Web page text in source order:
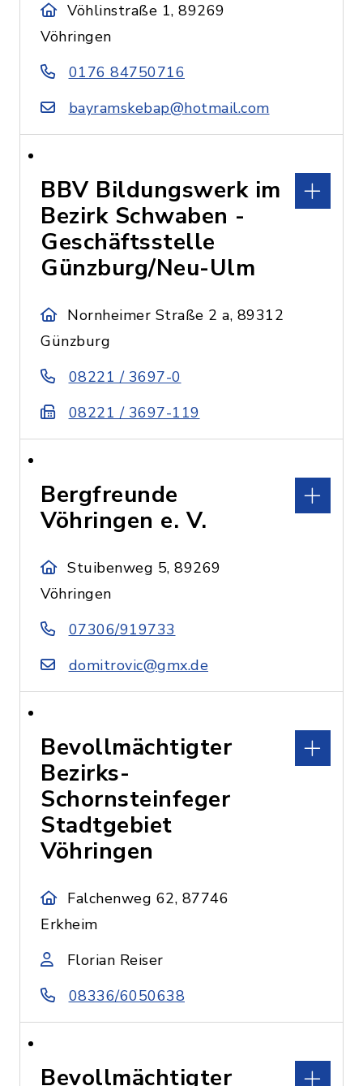
Vöhlinstraße 1, 89269
Vöhringen
0176 84750716
bayramskebap@hotmail.com
BBV Bildungswerk im
Bezirk Schwaben -
Geschäftsstelle
Günzburg/Neu-Ulm
Nornheimer Straße 2 a, 89312
Günzburg
08221 / 3697-0
08221 / 3697-119
Bergfreunde
Vöhringen e. V.
Stuibenweg 5, 89269
Vöhringen
07306/919733
domitrovic@gmx.de
Bevollmächtigter
Bezirks-
Schornsteinfeger
Stadtgebiet
Vöhringen
Falchenweg 62, 87746
Erkheim
Florian Reiser
08336/6050638
Bevollmächtigter